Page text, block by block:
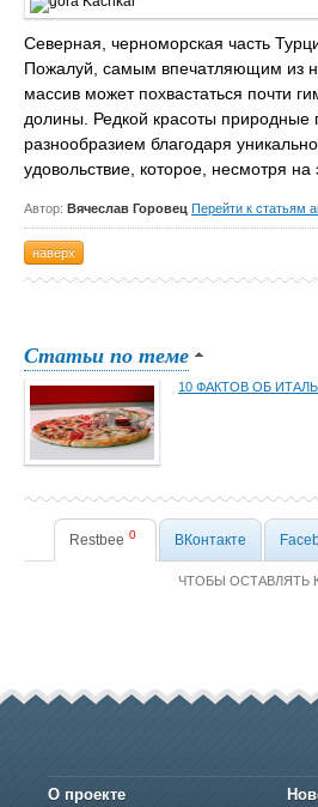
Северная, черноморская часть
Пожалуй, самым впечатляющим из
массив может похвастаться почти
долины. Редкой красоты природные
разнообразием благодаря
удовольствие, которое, несмотря
Автор: Вячеслав Горовец Перейти к статьям
наверх
Статьи по теме
10 ФАКТОВ ОБ
Restbee 0 ВКонтакте
ЧТОБЫ ОСТАВЛЯТЬ
О проекте